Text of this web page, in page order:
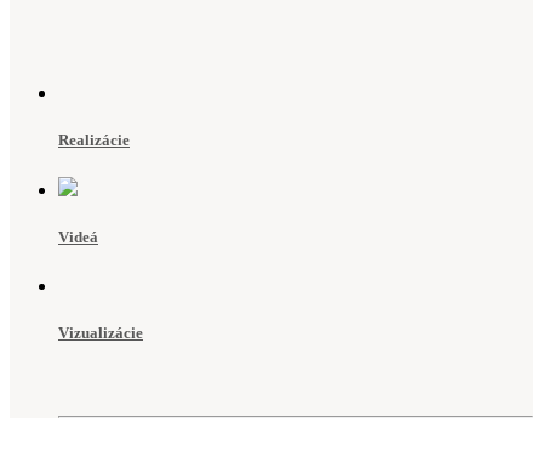
Realizácie
Videá
Vizualizácie